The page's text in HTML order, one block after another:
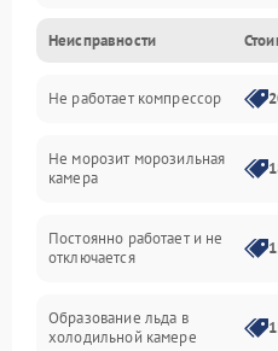
Механика
Электропитание
Дренаж
Неисправности
Не работает компрессор
Не морозит морозильная
камера
Постоянно работает и не
отключается
Образование льда в
холодильной камере